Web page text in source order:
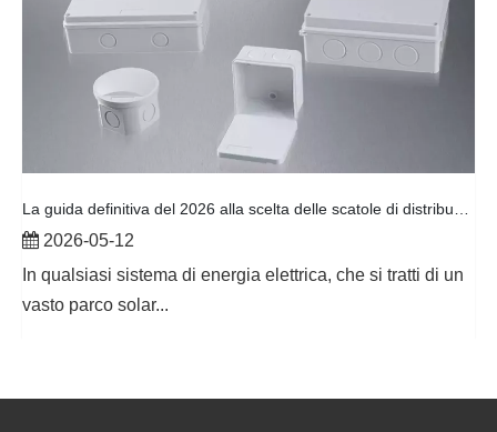
2026-05-12
In qualsiasi sistema di energia elettrica, che si tratti di un
vasto parco solar...